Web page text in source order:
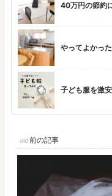
40万円の節約
やってよかっ
子ども服を激
前の記事